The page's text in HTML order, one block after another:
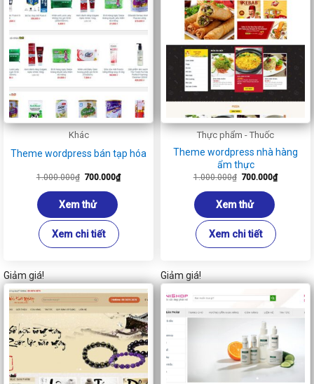
Khác
Theme wordpress bán tạp hóa
1.000.000₫ Giá
là:
1.000.000₫.
700.000₫Giá
hiện
Xem thử
Xem chi tiết
Thực phẩm - Thuốc
Theme wordpress nhà hàng
ẩm thực
1.000.000₫ Giá
là:
1.000.000₫.
700.000₫Giá
hiện
Xem thử
Xem chi tiết
Giảm giá! Giảm giá!